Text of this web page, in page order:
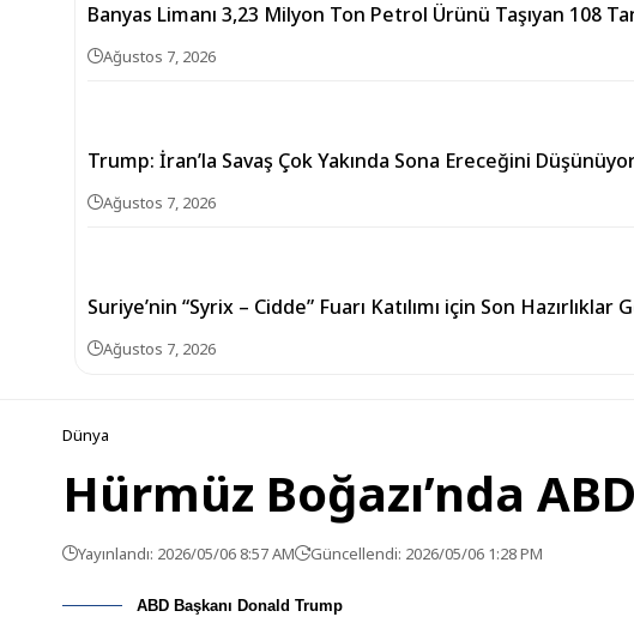
Banyas Limanı 3,23 Milyon Ton Petrol Ürünü Taşıyan 108
Ağustos 7, 2026
Trump: İran’la Savaş Çok Yakında Sona Ereceğini
Ağustos 7, 2026
Suriye’nin “Syrix – Cidde” Fuarı Katılımı için Son Hazırlıklar
Ağustos 7, 2026
Dünya
Hürmüz Boğazı’nda
Yayınlandı: 2026/05/06 8:57 AM Güncellendi: 2026/05/06 1:28 PM
ABD Başkanı Donald Trump